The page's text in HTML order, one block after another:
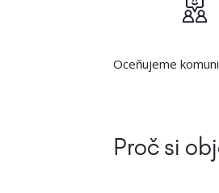
Oceňujeme
Proč si